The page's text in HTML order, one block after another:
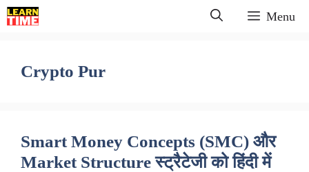
Skip
to
Menu
Crypto Pur
Smart Money Concepts (SMC) और
Market Structure स्ट्रैटेजी को हिंदी में